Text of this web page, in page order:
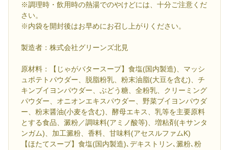
※調理時・飲用時の熱湯でのやけどには、十分ご注意くだ
さい。
※内袋を開封後はお早めにお召し上がりください。
製造者：株式会社グリーンズ北見
原材料：【じゃがバタースープ】食塩(国内製造)、マッシ
ュポテトパウダー、脱脂粉乳、粉末油脂(大豆を含む)、チ
キンブイヨンパウダー、ぶどう糖、全粉乳、クリーミング
パウダー、オニオンエキスパウダー、野菜ブイヨンパウダ
ー、粉末醤油(小麦を含む)、酵母エキス、乳等を主要原料
とする食品、澱粉／調味料(アミノ酸等)、増粘剤(キサンタ
ンガム)、加工澱粉、香料、甘味料(アセスルファムK)
【ほたてスープ】食塩(国内製造)､デキストリン､澱粉､粉